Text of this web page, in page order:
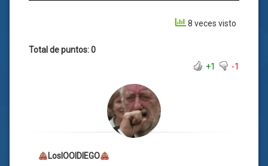
8 veces visto
Total de puntos: 0
+1
-1
LosIOOIDIEGO